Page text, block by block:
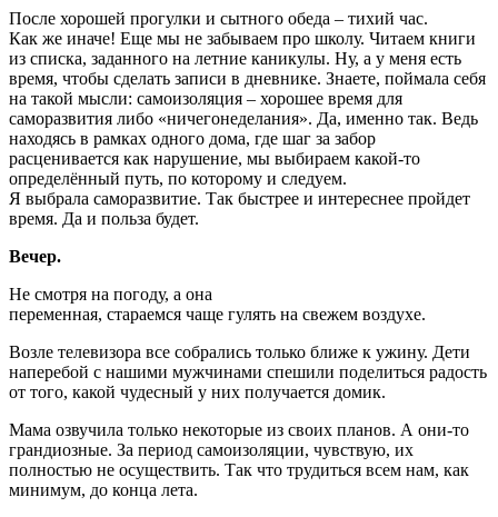
После хорошей прогулки и сытного обеда – тихий час.
Как же иначе! Еще мы не забываем про школу. Читаем книги
из списка, заданного на летние каникулы. Ну, а у меня есть
время, чтобы сделать записи в дневнике. Знаете, поймала себя
на такой мысли: самоизоляция – хорошее время для
саморазвития либо «ничегонеделания». Да, именно так. Ведь
находясь в рамках одного дома, где шаг за забор
расценивается как нарушение, мы выбираем какой-то
определённый путь, по которому и следуем.
Я выбрала саморазвитие. Так быстрее и интереснее пройдет
время. Да и польза будет.
Вечер.
Не смотря на погоду, а она
переменная, стараемся чаще гулять на свежем воздухе.
Возле телевизора все собрались только ближе к ужину. Дети
наперебой с нашими мужчинами спешили поделиться радость
от того, какой чудесный у них получается домик.
Мама озвучила только некоторые из своих планов. А они-то
грандиозные. За период самоизоляции, чувствую, их
полностью не осуществить. Так что трудиться всем нам, как
минимум, до конца лета.